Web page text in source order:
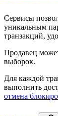
Сервисы
уникальным
транзакций,
Продавец
выборок.
Для каждой
выполнить
отмена